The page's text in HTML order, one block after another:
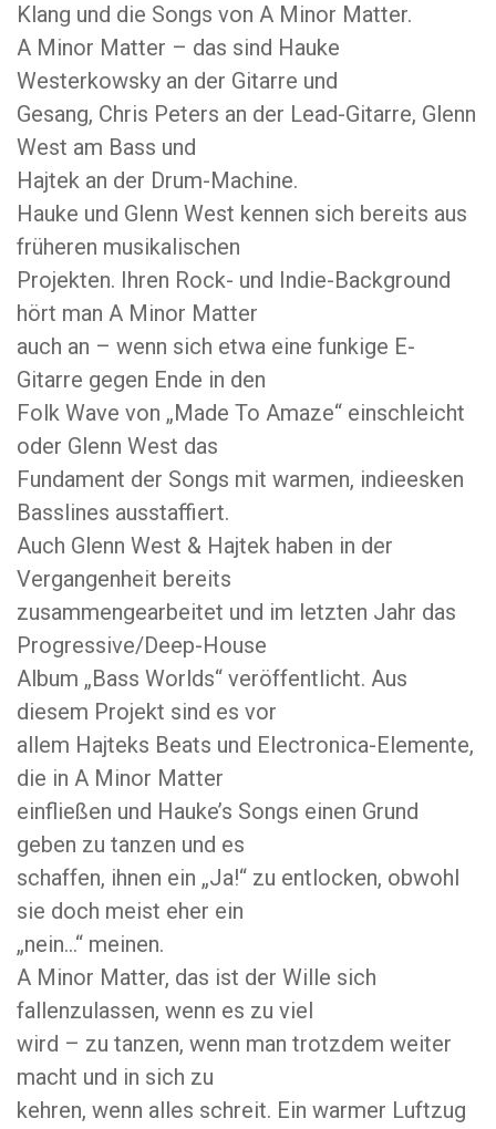
Klang und die Songs von A Minor Matter.
A Minor Matter – das sind Hauke
Westerkowsky an der Gitarre und
Gesang, Chris Peters an der Lead-Gitarre, Glenn
West am Bass und
Hajtek an der Drum-Machine.
Hauke und Glenn West kennen sich bereits aus
früheren musikalischen
Projekten. Ihren Rock- und Indie-Background
hört man A Minor Matter
auch an – wenn sich etwa eine funkige E-
Gitarre gegen Ende in den
Folk Wave von „Made To Amaze“ einschleicht
oder Glenn West das
Fundament der Songs mit warmen, indieesken
Basslines ausstaffiert.
Auch Glenn West & Hajtek haben in der
Vergangenheit bereits
zusammengearbeitet und im letzten Jahr das
Progressive/Deep-House
Album „Bass Worlds“ veröffentlicht. Aus
diesem Projekt sind es vor
allem Hajteks Beats und Electronica-Elemente,
die in A Minor Matter
einfließen und Hauke’s Songs einen Grund
geben zu tanzen und es
schaffen, ihnen ein „Ja!“ zu entlocken, obwohl
sie doch meist eher ein
„nein…“ meinen.
A Minor Matter, das ist der Wille sich
fallenzulassen, wenn es zu viel
wird – zu tanzen, wenn man trotzdem weiter
macht und in sich zu
kehren, wenn alles schreit. Ein warmer Luftzug